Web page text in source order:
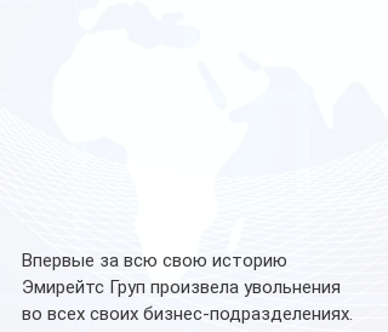
Впервые за всю свою историю
Эмирейтс Груп произвела увольнения
во всех своих бизнес-подразделениях.